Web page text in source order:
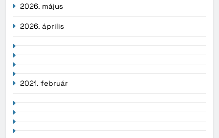
2026. május
2026. április
2021. február